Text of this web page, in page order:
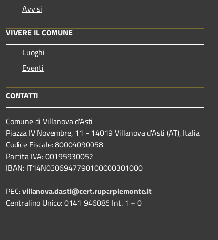
Avvisi
VIVERE IL COMUNE
Luoghi
Eventi
CONTATTI
Comune di Villanova d'Asti
Piazza IV Novembre, 11 - 14019 Villanova d'Asti (AT), Italia
Codice Fiscale: 80004090058
Partita IVA: 00195930052
IBAN: IT14N0306947790100000301000
PEC:villanova.dasti@cert.ruparpiemonte.it
Centralino Unico: 0141 946085 Int. 1 + 0